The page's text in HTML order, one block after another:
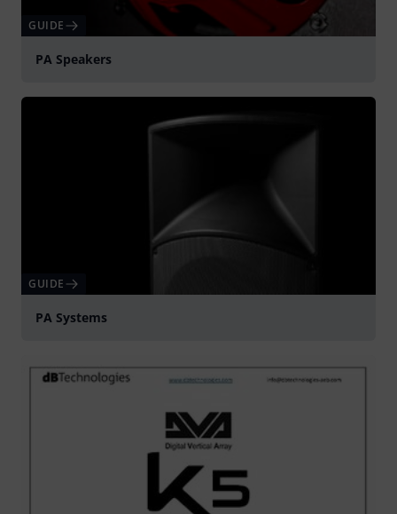
GUIDE
PA Speakers
GUIDE
PA Systems